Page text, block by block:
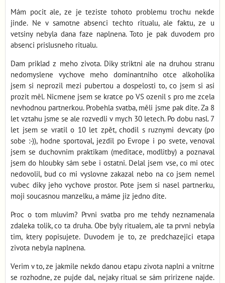
Mám pocit ale, ze je teziste tohoto problemu trochu nekde
jinde. Ne v samotne absenci techto ritualu, ale faktu, ze u
vetsiny nebyla dana faze naplnena. Toto je pak duvodem pro
absenci prislusneho ritualu.
Dam priklad z meho zivota. Diky striktni ale na druhou stranu
nedomyslene vychove meho dominantniho otce alkoholika
jsem si neprozil mezi pubertou a dospelosti to, co jsem si asi
prozit měl. Nicmene jsem se kratce po VS ozenil s pro me zcela
nevhodnou partnerkou. Probehla svatba, měli jsme pak dite. Za 8
let vztahu jsme se ale rozvedli v mych 30 letech. Po dobu nasl. 7
let jsem se vratil o 10 let zpět, chodil s ruznymi devcaty (po
sobe :-)), hodne sportoval, jezdil po Evrope i po svete, venoval
jsem se duchovnim praktikam (meditace, modlitby) a poznaval
jsem do hloubky sám sebe i ostatni. Delal jsem vse, co mi otec
nedovolil, bud co mi vyslovne zakazal nebo na co jsem nemel
vubec diky jeho vychove prostor. Pote jsem si nasel partnerku,
moji soucasnou manzelku, a máme jiz jedno dite.
Proc o tom mluvim? Prvni svatba pro me tehdy neznamenala
zdaleka tolik, co ta druha. Obe byly ritualem, ale ta prvni nebyla
tim, ktery popisujete. Duvodem je to, ze predchazejici etapa
zivota nebyla naplnena.
Verim v to, ze jakmile nekdo danou etapu zivota naplni a vnitrne
se rozhodne, ze pujde dal, nejaky ritual se sám pririzene najde.